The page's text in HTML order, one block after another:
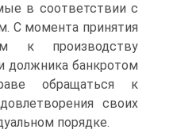
в соответствии с
С момента принятия
к производству
должника банкротом
обращаться к
своих
порядке.